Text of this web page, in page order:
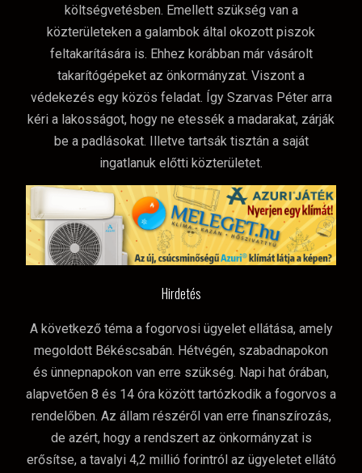
költségvetésben. Emellett szükség van a
közterületeken a galambok által okozott piszok
feltakarítására is. Ehhez korábban már vásárolt
takarítógépeket az önkormányzat. Viszont a
védekezés egy közös feladat. Így Szarvas Péter arra
kéri a lakosságot, hogy ne etessék a madarakat, zárják
be a padlásokat. Illetve tartsák tisztán a saját
ingatlanuk előtti közterületet.
Hirdetés
A következő téma a fogorvosi ügyelet ellátása, amely
megoldott Békéscsabán. Hétvégén, szabadnapokon
és ünnepnapokon van erre szükség. Napi hat órában,
alapvetően 8 és 14 óra között tartózkodik a fogorvos a
rendelőben. Az állam részéről van erre finanszírozás,
de azért, hogy a rendszert az önkormányzat is
erősítse, a tavalyi 4,2 millió forintról az ügyeletet ellátó